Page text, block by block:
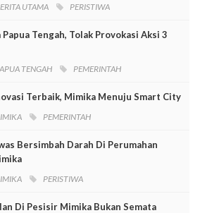
UTAMA PERISTIWA
Papua Tengah, Tolak Provokasi Aksi 3
TENGAH PEMERINTAH
Terbaik, Mimika Menuju Smart City
PEMERINTAH
Bersimbah Darah Di Perumahan
PERISTIWA
Di Pesisir Mimika Bukan Semata